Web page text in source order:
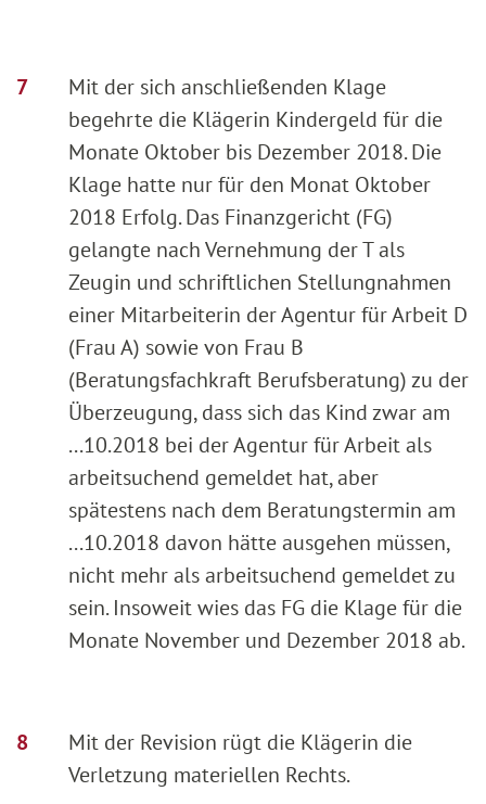
Mit der sich anschließenden Klage
begehrte die Klägerin Kindergeld für die
Monate Oktober bis Dezember 2018. Die
Klage hatte nur für den Monat Oktober
2018 Erfolg. Das Finanzgericht (FG)
gelangte nach Vernehmung der T als
Zeugin und schriftlichen Stellungnahmen
einer Mitarbeiterin der Agentur für Arbeit D
(Frau A) sowie von Frau B
(Beratungsfachkraft Berufsberatung) zu der
Überzeugung, dass sich das Kind zwar am
...10.2018 bei der Agentur für Arbeit als
arbeitsuchend gemeldet hat, aber
spätestens nach dem Beratungstermin am
...10.2018 davon hätte ausgehen müssen,
nicht mehr als arbeitsuchend gemeldet zu
sein. Insoweit wies das FG die Klage für die
Monate November und Dezember 2018 ab.
Mit der Revision rügt die Klägerin die
Verletzung materiellen Rechts.